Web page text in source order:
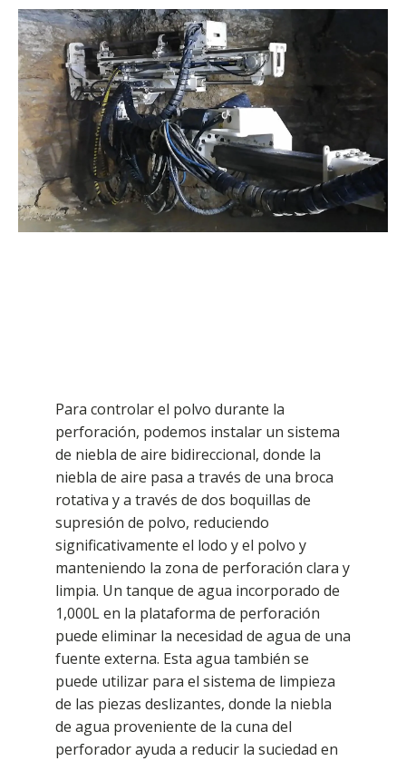
Para controlar el polvo durante la
perforación, podemos instalar un sistema
de niebla de aire bidireccional, donde la
niebla de aire pasa a través de una broca
rotativa y a través de dos boquillas de
supresión de polvo, reduciendo
significativamente el lodo y el polvo y
manteniendo la zona de perforación clara y
limpia. Un tanque de agua incorporado de
1,000L en la plataforma de perforación
puede eliminar la necesidad de agua de una
fuente externa. Esta agua también se
puede utilizar para el sistema de limpieza
de las piezas deslizantes, donde la niebla
de agua proveniente de la cuna del
perforador ayuda a reducir la suciedad en